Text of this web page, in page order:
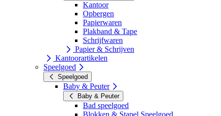
Kantoor
Opbergen
Papierwaren
Plakband & Tape
Schrijfwaren
Papier & Schrijven
Kantoorartikelen
Speelgoed
Speelgoed
Baby & Peuter
Baby & Peuter
Bad speelgoed
Blokken & Stapel Speelgoed